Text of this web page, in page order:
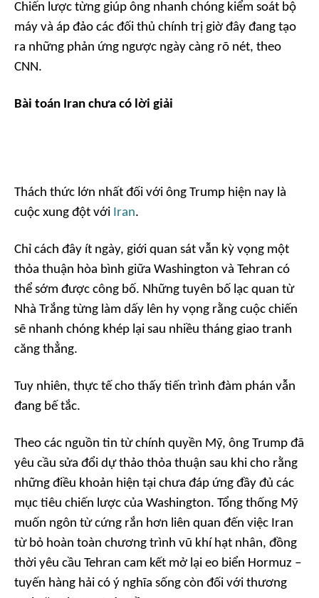
Chiến lược từng giúp ông nhanh chóng kiểm soát bộ
máy và áp đảo các đối thủ chính trị giờ đây đang tạo
ra những phản ứng ngược ngày càng rõ nét, theo
CNN.
Bài toán Iran chưa có lời giải
Thách thức lớn nhất đối với ông Trump hiện nay là
cuộc xung đột với Iran.
Chỉ cách đây ít ngày, giới quan sát vẫn kỳ vọng một
thỏa thuận hòa bình giữa Washington và Tehran có
thể sớm được công bố. Những tuyên bố lạc quan từ
Nhà Trắng từng làm dấy lên hy vọng rằng cuộc chiến
sẽ nhanh chóng khép lại sau nhiều tháng giao tranh
căng thẳng.
Tuy nhiên, thực tế cho thấy tiến trình đàm phán vẫn
đang bế tắc.
Theo các nguồn tin từ chính quyền Mỹ, ông Trump đã
yêu cầu sửa đổi dự thảo thỏa thuận sau khi cho rằng
những điều khoản hiện tại chưa đáp ứng đầy đủ các
mục tiêu chiến lược của Washington. Tổng thống Mỹ
muốn ngôn từ cứng rắn hơn liên quan đến việc Iran
từ bỏ hoàn toàn chương trình vũ khí hạt nhân, đồng
thời yêu cầu Tehran cam kết mở lại eo biển Hormuz –
tuyến hàng hải có ý nghĩa sống còn đối với thương